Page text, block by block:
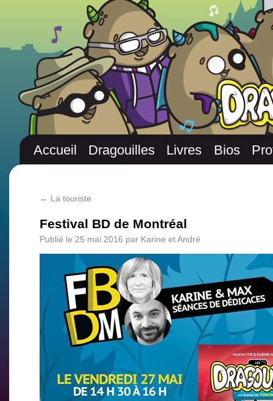
Accueil Dragouilles Livres Bios
← La touriste
Festival BD de Montréal
Publié le 25 mai 2016 par Karine et André